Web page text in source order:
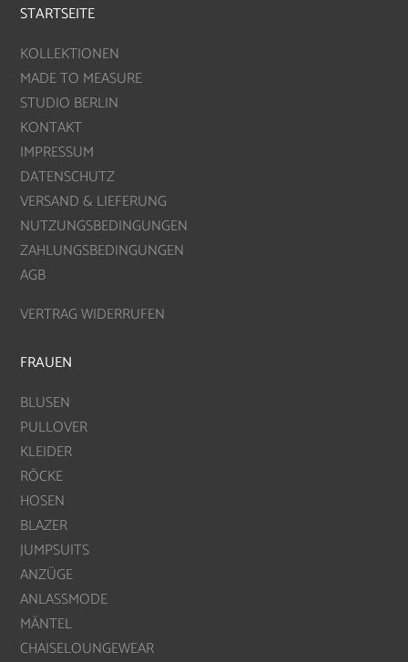
STARTSEITE
KOLLEKTIONEN
MADE TO MEASURE
STUDIO BERLIN
KONTAKT
IMPRESSUM
DATENSCHUTZ
VERSAND & LIEFERUNG
NUTZUNGSBEDINGUNGEN
ZAHLUNGSBEDINGUNGEN
AGB
VERTRAG WIDERRUFEN
FRAUEN
BLUSEN
PULLOVER
KLEIDER
RÖCKE
HOSEN
BLAZER
JUMPSUITS
ANZÜGE
ANLASSMODE
MÄNTEL
CHAISELOUNGEWEAR